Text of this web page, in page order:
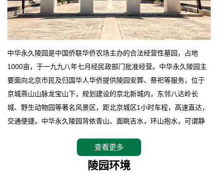
中华永久陵园是中国侨联华侨农场主办的合法经营性墓园，占地
1000亩，于一九九八年七月经民政部门批准经营。中华永久陵园主
要面向北京市民及归国华人华侨提供陵园安葬、祭祀等服务，位于
京城燕山山脉龙宝山下，规划建设的京北新城内，东邻八达岭长
城、野生动物园等著名风景区，距北京城区1小时车程，高速直达，
交通便捷。中华永久陵园背依青山、面眺吉水，环山抱水，可谓静
地。在总体设计上完全以中国传统文化作为前渠，由三条山脊环绕
而成，宛如一把太师椅，呈坐南朝北向，左青龙，右白虎，前朱
查看更多
陵园环境